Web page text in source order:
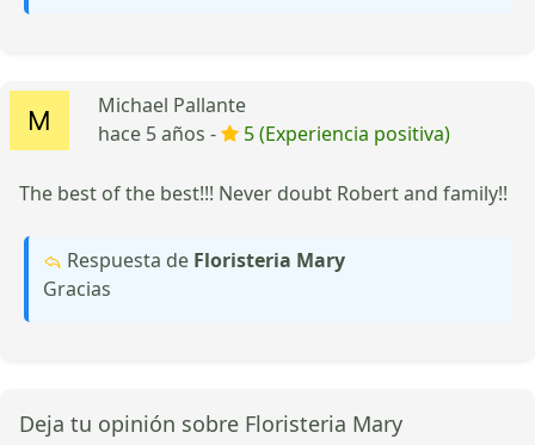
Michael Pallante
hace 5 años -
5 (Experiencia positiva)
The best of the best!!! Never doubt Robert and family!!
Respuesta de Floristeria Mary
Gracias
Deja tu opinión sobre Floristeria Mary